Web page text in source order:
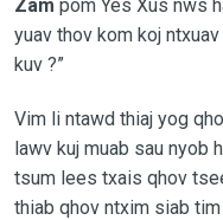
Zam pom Yes Xus nws
yuav thov kom koj
kuv ?”
Vim li ntawd thiaj yog
lawv kuj muab sau nyob
tsum lees txais qhov
thiab qhov ntxim siab